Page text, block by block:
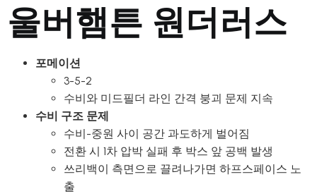
울버햄튼 원더러스
포메이션
3-5-2
수비와 미드필더 라인 간격 붕괴 문제 지속
수비 구조 문제
수비-중원 사이 공간 과도하게 벌어짐
전환 시 1차 압박 실패 후 박스 앞 공백 발생
쓰리백이 측면으로 끌려나가면 하프스페이스 노
출